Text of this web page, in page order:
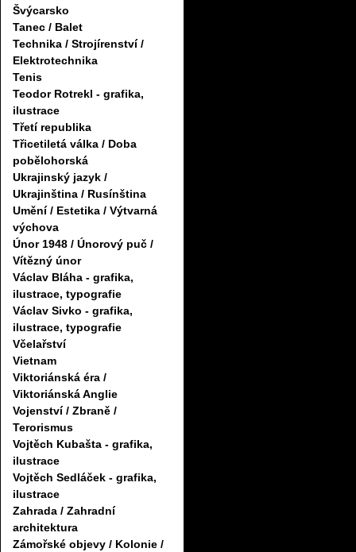
Švýcarsko
Tanec / Balet
Technika / Strojírenství /
Elektrotechnika
Tenis
Teodor Rotrekl - grafika,
ilustrace
Třetí republika
Třicetiletá válka / Doba
pobělohorská
Ukrajinský jazyk /
Ukrajinština / Rusínština
Umění / Estetika / Výtvarná
výchova
Únor 1948 / Únorový puč /
Vítězný únor
Václav Bláha - grafika,
ilustrace, typografie
Václav Sivko - grafika,
ilustrace, typografie
Včelařství
Vietnam
Viktoriánská éra /
Viktoriánská Anglie
Vojenství / Zbraně /
Terorismus
Vojtěch Kubašta - grafika,
ilustrace
Vojtěch Sedláček - grafika,
ilustrace
Zahrada / Zahradní
architektura
Zámořské objevy / Kolonie /